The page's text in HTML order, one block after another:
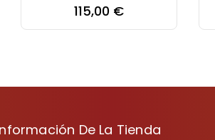
Precio
115,00 €
De La Tienda